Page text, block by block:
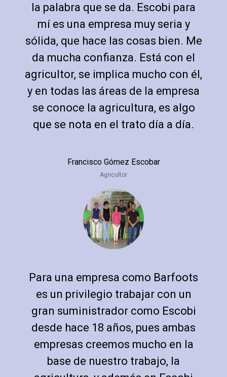
la palabra que se da. Escobi para
mí es una empresa muy seria y
sólida, que hace las cosas bien. Me
da mucha confianza. Está con el
agricultor, se implica mucho con él,
y en todas las áreas de la empresa
se conoce la agricultura, es algo
que se nota en el trato día a día.
Francisco Gómez Escobar
Agricultor
Para una empresa como Barfoots
es un privilegio trabajar con un
gran suministrador como Escobi
desde hace 18 años, pues ambas
empresas creemos mucho en la
base de nuestro trabajo, la